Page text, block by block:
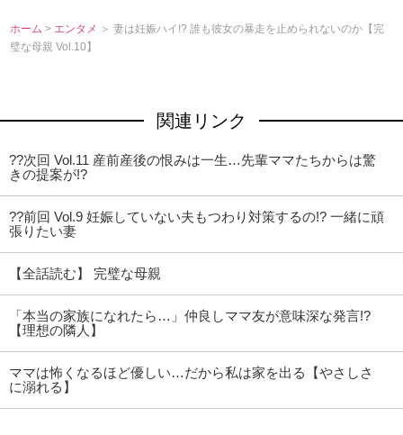
ホーム > エンタメ ＞ 妻は妊娠ハイ!? 誰も彼女の暴走を止められないのか【完
璧な母親 Vol.10】
関連リンク
??次回 Vol.11 産前産後の恨みは一生…先輩ママたちからは驚
きの提案が!?
??前回 Vol.9 妊娠していない夫もつわり対策するの!? 一緒に頑
張りたい妻
【全話読む】 完璧な母親
「本当の家族になれたら…」仲良しママ友が意味深な発言!?
【理想の隣人】
ママは怖くなるほど優しい…だから私は家を出る【やさしさ
に溺れる】